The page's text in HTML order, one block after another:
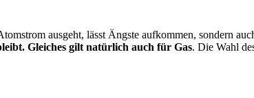
ausgeht, lässt Ängste aufkommen, sondern
Gleiches gilt natürlich auch für Gas. Die Wahl